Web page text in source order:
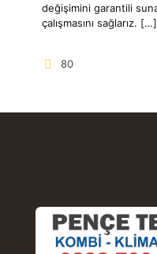
değişimini garantili
çalışmasını sağlarız. […]
80